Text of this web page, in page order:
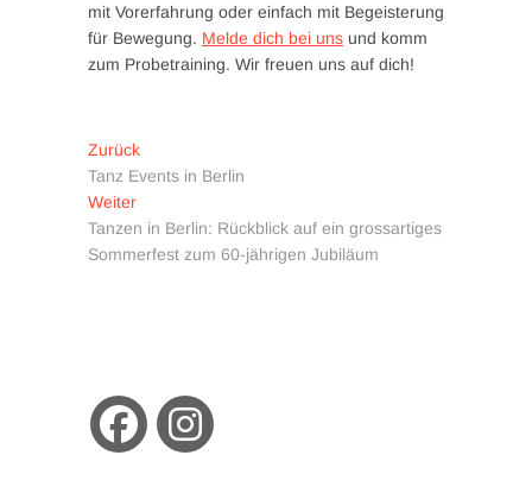
mit Vorerfahrung oder einfach mit Begeisterung
für Bewegung. Melde dich bei uns und komm
zum Probetraining. Wir freuen uns auf dich!
Beitragsnavigation
ZurückVorheriger
Beitrag:
Tanz Events in Berlin
WeiterNächster
Beitrag:
Tanzen in Berlin: Rückblick auf ein grossartiges
Sommerfest zum 60-jährigen Jubiläum